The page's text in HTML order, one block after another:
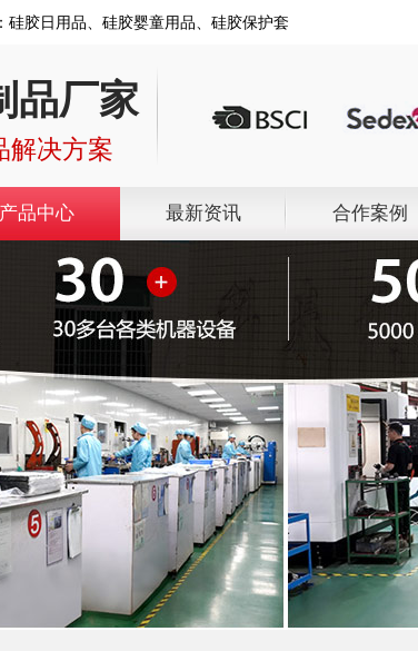
胶日用品、硅胶婴童用品、硅胶保护套
品厂家
解决方案
产品中心 最新资讯 合作案例